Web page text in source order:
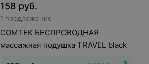
158 руб.
1 предложение
COMTEK БЕСПРОВОДНАЯ
массажная подушка TRAVEL black